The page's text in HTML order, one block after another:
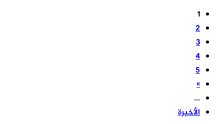
1
2
3
4
5
»
...
الأخيرة